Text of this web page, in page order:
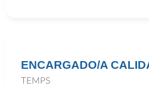
ENCARGADO/A
TEMPS